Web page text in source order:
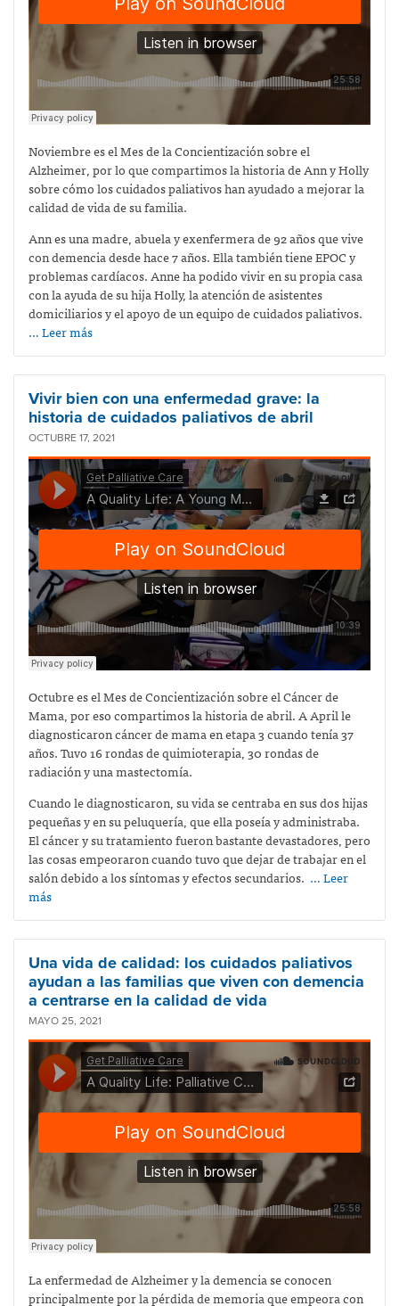
Noviembre es el Mes de la Concientización sobre el
Alzheimer, por lo que compartimos la historia de Ann y Holly
sobre cómo los cuidados paliativos han ayudado a mejorar la
calidad de vida de su familia.
Ann es una madre, abuela y exenfermera de 92 años que vive
con demencia desde hace 7 años. Ella también tiene EPOC y
problemas cardíacos. Anne ha podido vivir en su propia casa
con la ayuda de su hija Holly, la atención de asistentes
domiciliarios y el apoyo de un equipo de cuidados paliativos.
… Leer más
Vivir bien con una enfermedad grave: la
historia de cuidados paliativos de abril
OCTUBRE 17, 2021
Octubre es el Mes de Concientización sobre el Cáncer de
Mama, por eso compartimos la historia de abril. A April le
diagnosticaron cáncer de mama en etapa 3 cuando tenía 37
años. Tuvo 16 rondas de quimioterapia, 30 rondas de
radiación y una mastectomía.
Cuando le diagnosticaron, su vida se centraba en sus dos hijas
pequeñas y en su peluquería, que ella poseía y administraba.
El cáncer y su tratamiento fueron bastante devastadores, pero
las cosas empeoraron cuando tuvo que dejar de trabajar en el
salón debido a los síntomas y efectos secundarios. … Leer
más
Una vida de calidad: los cuidados paliativos
ayudan a las familias que viven con demencia
a centrarse en la calidad de vida
MAYO 25, 2021
La enfermedad de Alzheimer y la demencia se conocen
principalmente por la pérdida de memoria que empeora con